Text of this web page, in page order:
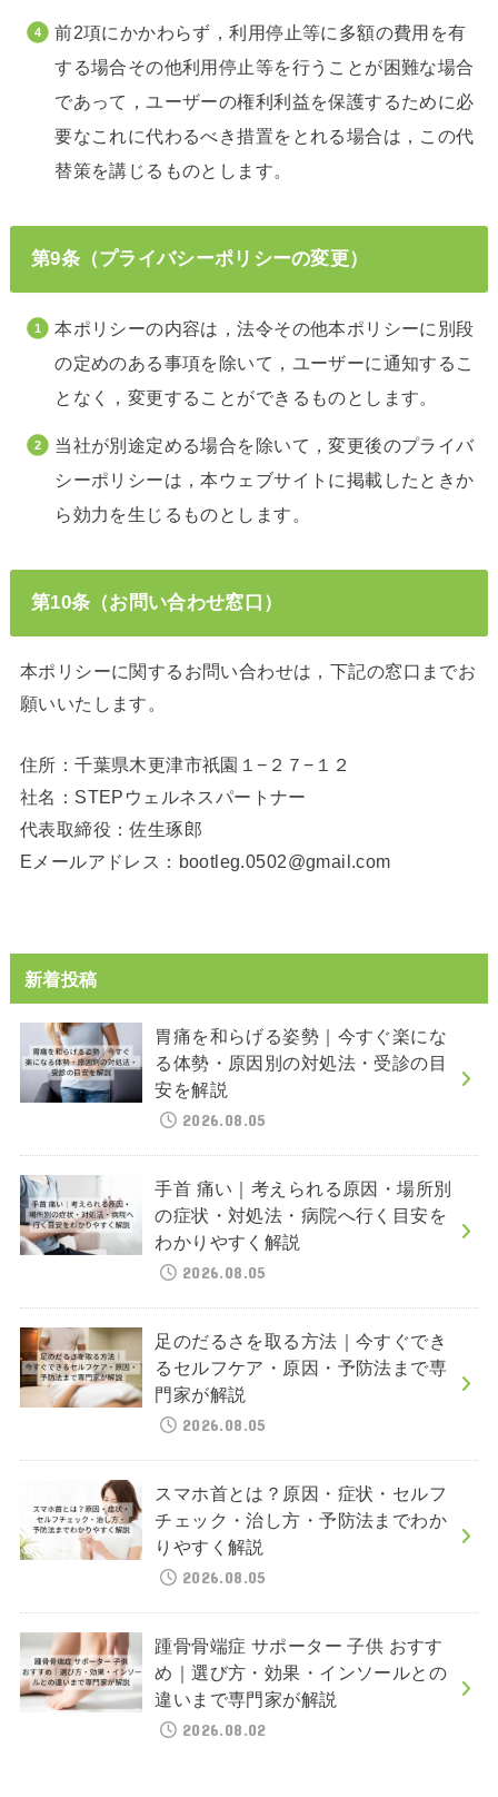
前2項にかかわらず，利用停止等に多額の費用を有
する場合その他利用停止等を行うことが困難な場合
であって，ユーザーの権利利益を保護するために必
要なこれに代わるべき措置をとれる場合は，この代
替策を講じるものとします。
第9条（プライバシーポリシーの変更）
本ポリシーの内容は，法令その他本ポリシーに別段
の定めのある事項を除いて，ユーザーに通知するこ
となく，変更することができるものとします。
当社が別途定める場合を除いて，変更後のプライバ
シーポリシーは，本ウェブサイトに掲載したときか
ら効力を生じるものとします。
第10条（お問い合わせ窓口）
本ポリシーに関するお問い合わせは，下記の窓口までお
願いいたします。
住所：千葉県木更津市祇園１−２７−１２
社名：STEPウェルネスパートナー
代表取締役：佐生琢郎
Eメールアドレス：bootleg.0502@gmail.com
新着投稿
胃痛を和らげる姿勢｜今すぐ楽にな
る体勢・原因別の対処法・受診の目
安を解説
2026.08.05
手首 痛い｜考えられる原因・場所別
の症状・対処法・病院へ行く目安を
わかりやすく解説
2026.08.05
足のだるさを取る方法｜今すぐでき
るセルフケア・原因・予防法まで専
門家が解説
2026.08.05
スマホ首とは？原因・症状・セルフ
チェック・治し方・予防法までわか
りやすく解説
2026.08.05
踵骨骨端症 サポーター 子供 おすす
め｜選び方・効果・インソールとの
違いまで専門家が解説
2026.08.02